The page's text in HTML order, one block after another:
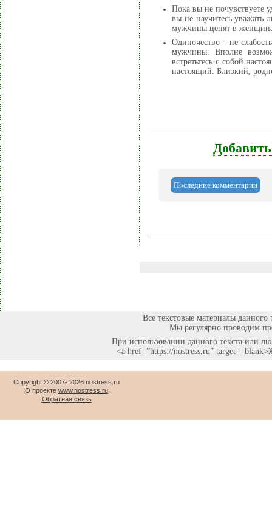
Пока вы не почувствуете
вы не научитесь уважать
мужчины ценят в
Одиночество – не
мужчины. Вполне
встретьтесь с собой
настоящий. Близкий,
Последние комментарии
Все текстовые материалы данного
Мы регулярно проводим
При использовании данного текста или
<a href=”https://nostress.ru”
Copyright © 2007- 2026 nostress.ru
О проекте www.nostress.ru
Обратная связь